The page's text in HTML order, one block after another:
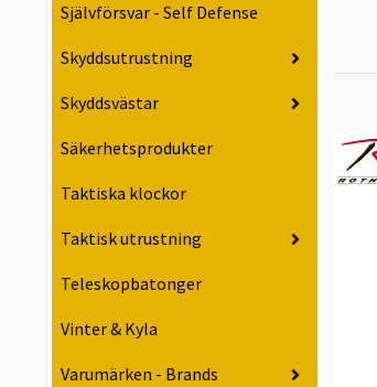
Självförsvar - Self Defense
Skyddsutrustning
Skyddsvästar
Säkerhetsprodukter
Taktiska klockor
Taktisk utrustning
Teleskopbatonger
Vinter & Kyla
Varumärken - Brands